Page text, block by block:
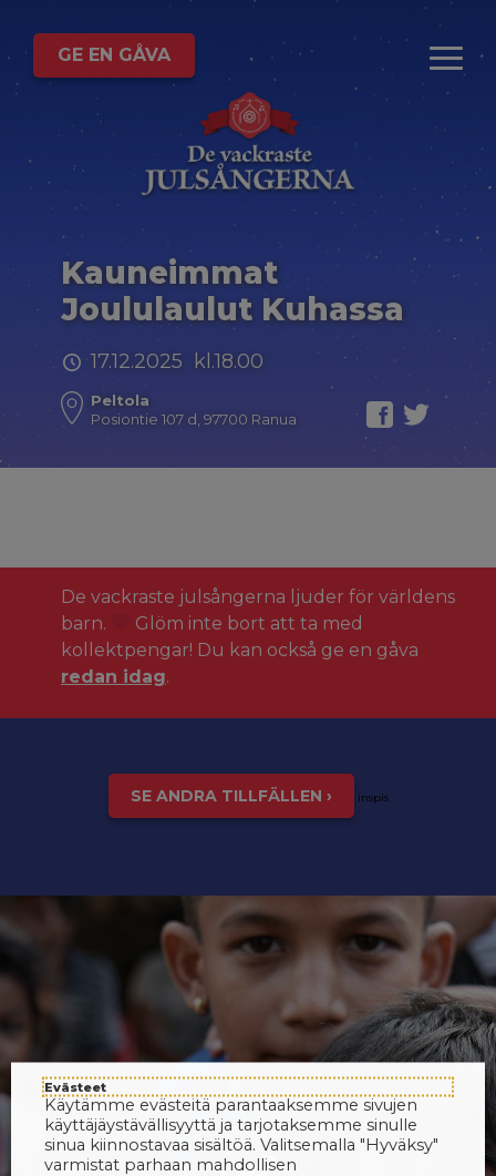
GE EN GÅVA
Kauneimmat
Joululaulut Kuhassa
17.12.2025 kl.18.00
Peltola
Posiontie 107 d, 97700 Ranua
De vackraste julsångerna ljuder för världens
barn.
Glöm inte bort att ta med
kollektpengar! Du kan också ge en gåva
redan idag.
SE ANDRA TILLFÄLLEN › inspis
Evästeet
Käytämme evästeitä parantaaksemme sivujen
käyttäjäystävällisyyttä ja tarjotaksemme sinulle
sinua kiinnostavaa sisältöä. Valitsemalla "Hyväksy"
varmistat parhaan mahdollisen